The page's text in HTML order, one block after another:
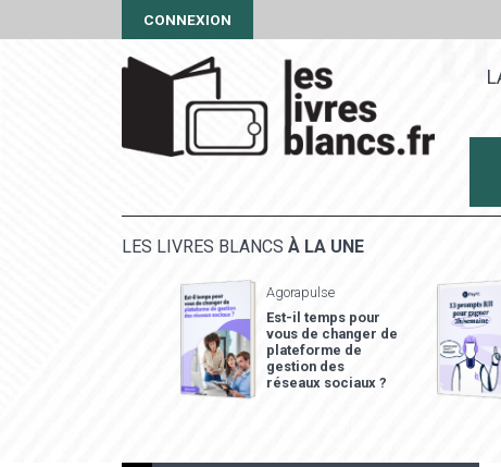
CONNEXION
LES LIVRES BLANCS À LA UNE
Agorapulse
Est-il temps pour
vous de changer de
plateforme de
gestion des
réseaux sociaux ?